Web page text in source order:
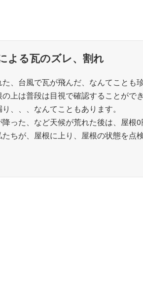
ケース
よる瓦のズレ、割れ
、台風で瓦が飛んだ、なんてことも
上は普段は目視で確認することがで
、、、なんてこともあります。
った、など天候が荒れた後は、屋根
ちが、屋根に上り、屋根の状態を点